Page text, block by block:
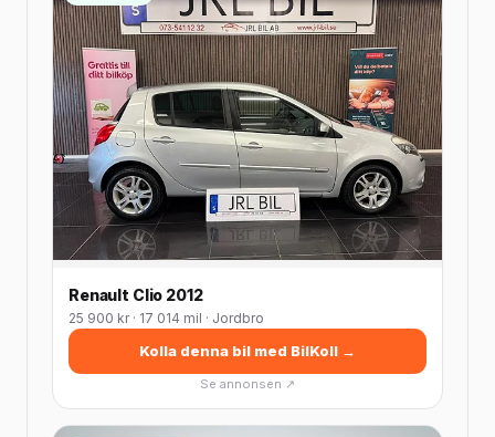
Renault Clio 2012
25 900 kr · 17 014 mil · Jordbro
Kolla denna bil med BilKoll →
Se annonsen ↗